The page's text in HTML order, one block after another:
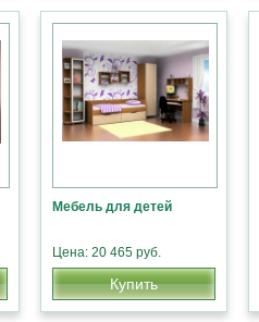
Мебель для детей
Цена: 20 465 руб.
Купить